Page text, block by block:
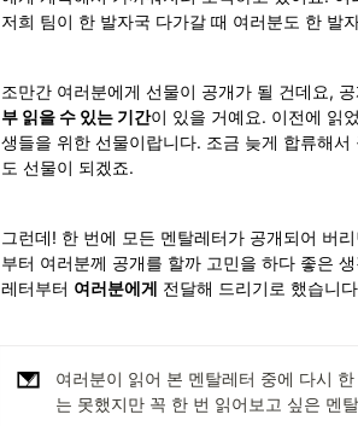
저희 팀이 한 발자국 다가갈 때 여러분도 한 발
조만간 여러분에게 선물이 공개가 될 건데요,
부 읽을 수 있는 기간이 있을 거예요. 이전에 읽
생들을 위한 선물이랍니다. 조금 늦게 합류해
도 선물이 되겠죠.
그런데! 한 번에 모든 멘탈레터가 공개되어 버
부터 여러분께 공개를 할까 고민을 하다 좋은
레터부터 여러분에게 전달해 드리기로 했습니
여러분이 읽어 본 멘탈레터 중에 다시
는 못했지만 꼭 한 번 읽어보고 싶은 멘